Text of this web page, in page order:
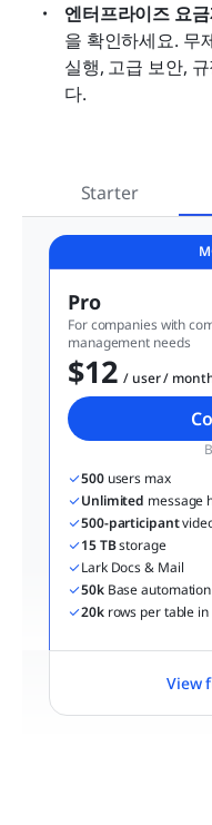
엔터프라이즈 요
을 확인하세요. 무
실행, 고급 보안,
다.
Starter
Pro
For companies with
management needs
$12
/ user /
500 users max
Unlimited message
500-participant
15 TB storage
Lark Docs & Mail
50k Base
20k rows per table in
View